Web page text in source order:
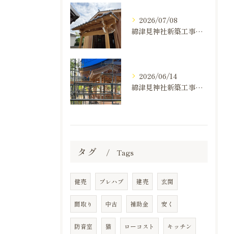
2026/07/08
綿津見神社新築工事の建て方状況のお知らせ
2026/06/14
綿津見神社新築工事の建て方状況のお知らせ
タグ Tags
健売 プレハブ 建売 玄関
間取り 中古 補助金 安く
防音室 猫 ローコスト キッチン